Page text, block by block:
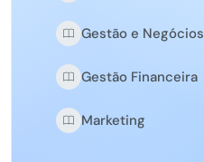
Gestão e Negócios
Gestão Financeira
Marketing